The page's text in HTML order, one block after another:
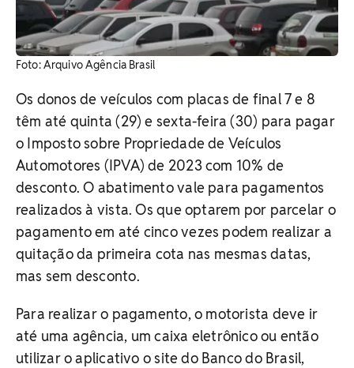
Foto: Arquivo Agência Brasil
Os donos de veículos com placas de final 7 e 8
têm até quinta (29) e sexta-feira (30) para pagar
o Imposto sobre Propriedade de Veículos
Automotores (IPVA) de 2023 com 10% de
desconto. O abatimento vale para pagamentos
realizados à vista. Os que optarem por parcelar o
pagamento em até cinco vezes podem realizar a
quitação da primeira cota nas mesmas datas,
mas sem desconto.
Para realizar o pagamento, o motorista deve ir
até uma agência, um caixa eletrônico ou então
utilizar o aplicativo o site do Banco do Brasil,